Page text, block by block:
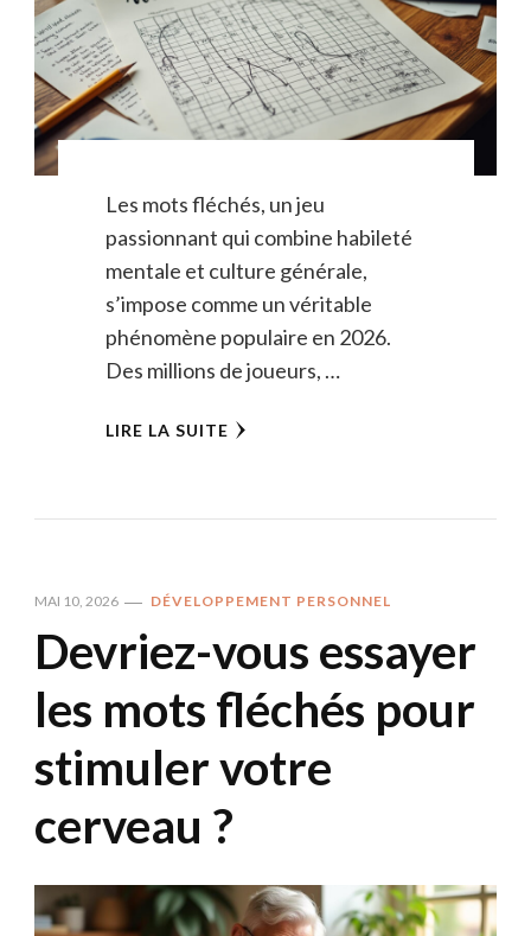
Les mots fléchés, un jeu
passionnant qui combine habileté
mentale et culture générale,
s’impose comme un véritable
phénomène populaire en 2026.
Des millions de joueurs, …
LIRE LA SUITE
MAI 10, 2026 DÉVELOPPEMENT PERSONNEL
Devriez-vous essayer
les mots fléchés pour
stimuler votre
cerveau ?